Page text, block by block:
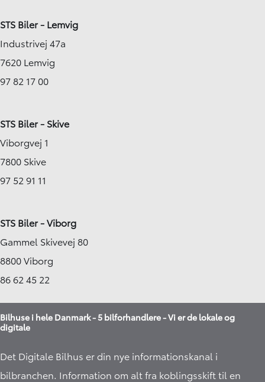
STS Biler - Lemvig
Industrivej 47a
7620 Lemvig
97 82 17 00
STS Biler - Skive
Viborgvej 1
7800 Skive
97 52 91 11
STS Biler - Viborg
Gammel Skivevej 80
8800 Viborg
86 62 45 22
Bilhuse i hele Danmark - 5 bilforhandlere - Vi er de lokale og
digitale
Det Digitale Bilhus er din nye informationskanal i
bilbranchen. Information om alt fra koblingsskift til en